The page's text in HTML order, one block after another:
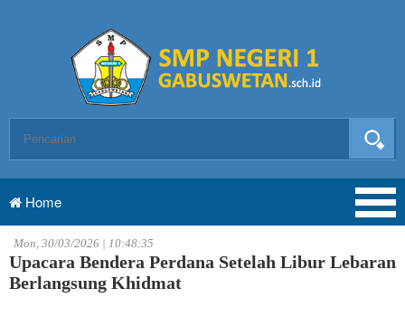
Home
Mon, 30/03/2026 | 10:48:35
Upacara Bendera Perdana Setelah Libur Lebaran
Berlangsung Khidmat